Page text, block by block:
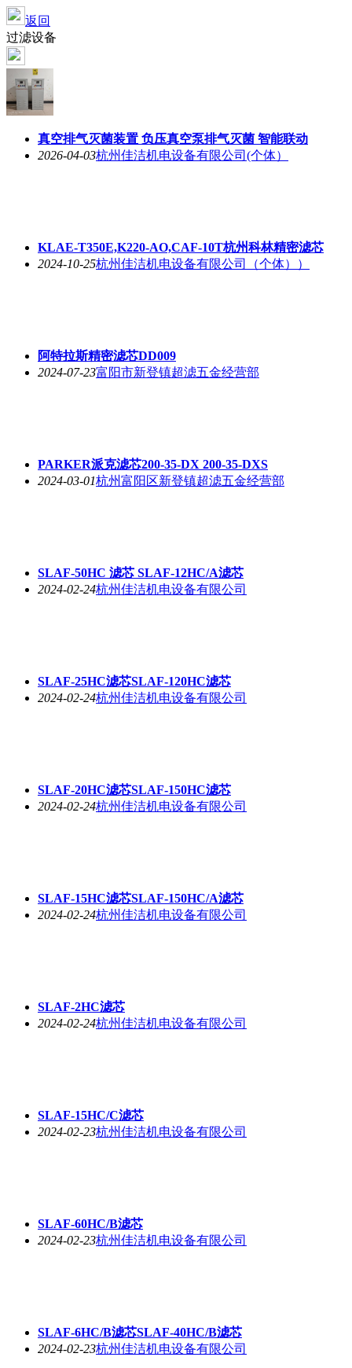
返回
过滤设备
真空排气灭菌装置 负压真空泵排气灭菌 智能联动
2026-04-03杭州佳洁机电设备有限公司(个体）
KLAE-T350E,K220-AO,CAF-10T杭州科林精密滤芯
2024-10-25杭州佳洁机电设备有限公司（个体））
阿特拉斯精密滤芯DD009
2024-07-23富阳市新登镇超滤五金经营部
PARKER派克滤芯200-35-DX 200-35-DXS
2024-03-01杭州富阳区新登镇超滤五金经营部
SLAF-50HC 滤芯 SLAF-12HC/A滤芯
2024-02-24杭州佳洁机电设备有限公司
SLAF-25HC滤芯SLAF-120HC滤芯
2024-02-24杭州佳洁机电设备有限公司
SLAF-20HC滤芯SLAF-150HC滤芯
2024-02-24杭州佳洁机电设备有限公司
SLAF-15HC滤芯SLAF-150HC/A滤芯
2024-02-24杭州佳洁机电设备有限公司
SLAF-2HC滤芯
2024-02-24杭州佳洁机电设备有限公司
SLAF-15HC/C滤芯
2024-02-23杭州佳洁机电设备有限公司
SLAF-60HC/B滤芯
2024-02-23杭州佳洁机电设备有限公司
SLAF-6HC/B滤芯SLAF-40HC/B滤芯
2024-02-23杭州佳洁机电设备有限公司